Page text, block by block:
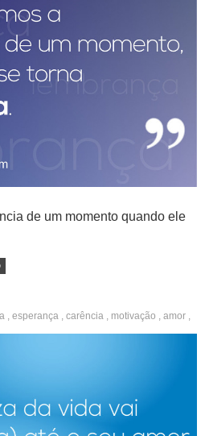
de um momento quando ele
, esperança , carência , motivação , amor ,